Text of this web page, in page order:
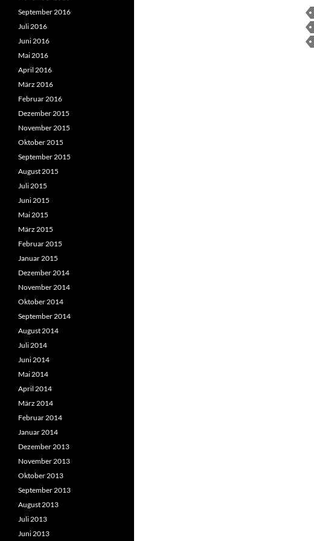
September 2016
Juli 2016
Juni 2016
Mai 2016
April 2016
März 2016
Februar 2016
Dezember 2015
November 2015
Oktober 2015
September 2015
August 2015
Juli 2015
Juni 2015
Mai 2015
März 2015
Februar 2015
Januar 2015
Dezember 2014
November 2014
Oktober 2014
September 2014
August 2014
Juli 2014
Juni 2014
Mai 2014
April 2014
März 2014
Februar 2014
Januar 2014
Dezember 2013
November 2013
Oktober 2013
September 2013
August 2013
Juli 2013
Juni 2013